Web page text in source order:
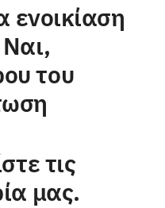
ενοικίαση
του
τις
μας.